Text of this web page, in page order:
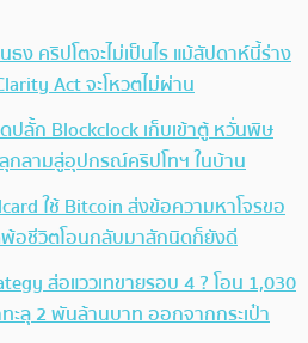
ง คริปโตจะไม่เป็นไร แม้สัปดาห์นี้ร่าง
Act จะโหวตไม่ผ่าน
ปลั้ก Blockclock เก็บเข้าตู้ หวั่นพิษ
กลามสู่อุปกรณ์คริปโทฯ ในบ้าน
ใช้ Bitcoin ส่งข้อความหาโจรขอ
อชีวิตโอนกลับมาสักนิดก็ยังดี
ส่อแววเทขายรอบ 4 ? โอน 1,030
ะลุ 2 พันล้านบาท ออกจากกระเป๋า